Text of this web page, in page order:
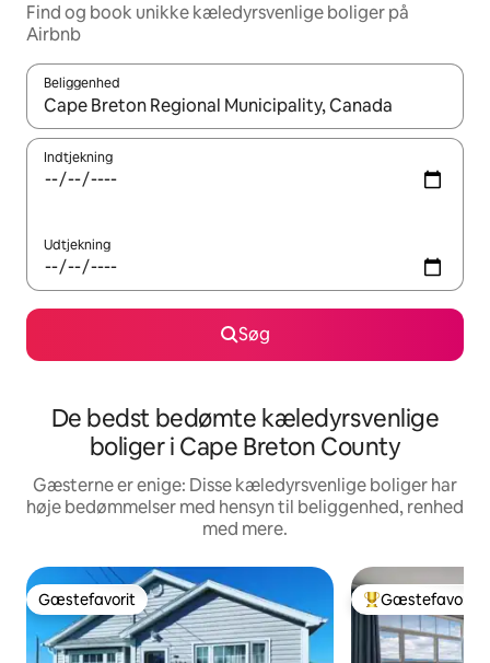
Find og book unikke kæledyrsvenlige boliger på
Airbnb
Beliggenhed
Når resultaterne er tilgængelige, skal du navigere med
Indtjekning
Udtjekning
Søg
De bedst bedømte kæledyrsvenlige
boliger i Cape Breton County
Gæsterne er enige: Disse kæledyrsvenlige boliger har
høje bedømmelser med hensyn til beliggenhed, renhed
med mere.
Gæstefavorit
Gæstefavorit Bedste
Gæstefavorit